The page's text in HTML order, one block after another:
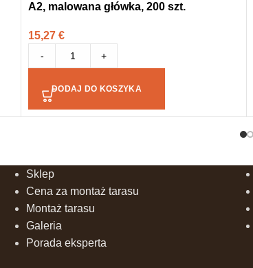
A2, malowana główka, 200 szt.
15,27 €
- +
DODAJ DO KOSZYKA
Sklep
Cena za montaż tarasu
Montaż tarasu
Galeria
Porada eksperta